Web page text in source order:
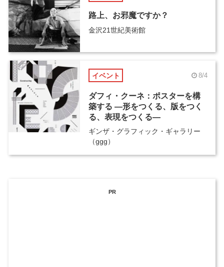
路上、お邪魔ですか？
金沢21世紀美術館
イベント 8/4
ダフィ・クーネ：ポスターを構
築する ―形をつくる、版をつく
る、表現をつくる―
ギンザ・グラフィック・ギャラリー
（ggg）
PR